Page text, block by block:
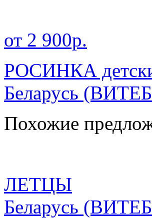
от 2 900р.
РОСИНКА
Беларусь
Похожие
ЛЕТЦЫ
Беларусь